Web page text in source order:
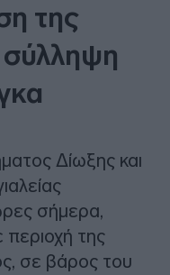
της
Δίωξης και
σήμερα,
περιοχή της
σε βάρος του